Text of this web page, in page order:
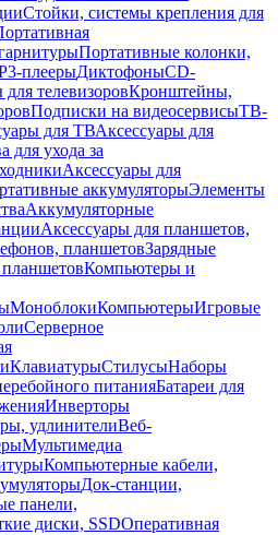
Стойки, системы крепления для
Портативные колонки,
плеерыДиктофоныCD-
телевизоровКронштейны,
Подписки на видеосервисыТВ-
для ТВАксессуары для
для ухода за
Аксессуары для
аккумуляторыЭлементы
Аккумуляторные
Аксессуары для планшетов,
планшетовЗарядные
планшетовКомпьютеры и
МоноблокиКомпьютерыИгровые
Серверное
КлавиатурыСтилусыНаборы
питанияБатареи для
Инверторы
удлинителиВеб-
Мультимедиа
Компьютерные кабели,
Док-станции,
панели,
диски, SSDОперативная